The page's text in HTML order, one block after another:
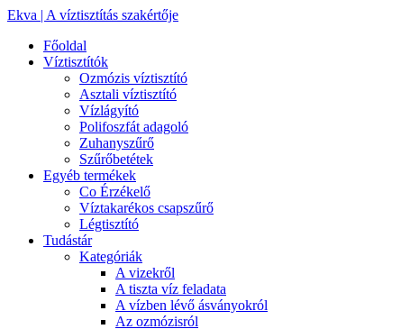
Ekva | A víztisztítás szakértője
Főoldal
Víztisztítók
Ozmózis víztisztító
Asztali víztisztító
Vízlágyító
Polifoszfát adagoló
Zuhanyszűrő
Szűrőbetétek
Egyéb termékek
Co Érzékelő
Víztakarékos csapszűrő
Légtisztító
Tudástár
Kategóriák
A vizekről
A tiszta víz feladata
A vízben lévő ásványokról
Az ozmózisról